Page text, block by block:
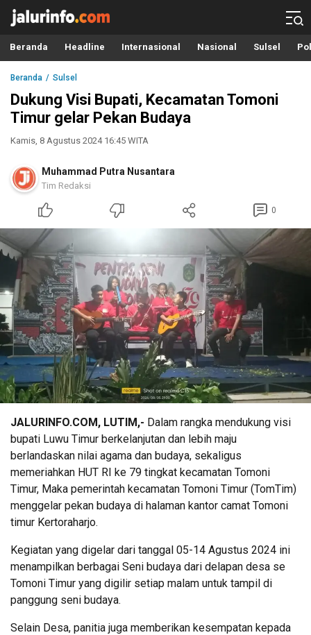
Info Terbaru, Berita Terkini Hari Ini, Jalurinfo.com
Terkini, Akurat dan Terpercaya
Beranda Headline Internasional Nasional Sulsel
Beranda Sulsel
Dukung Visi Bupati, Kecamatan Tomoni
Timur gelar Pekan Budaya
Kamis, 8 Agustus 2024 16:45 WITA
Muhammad Putra Nusantara
Tim Redaksi
0
JALURINFO.COM, LUTIM,- Dalam rangka mendukung visi
bupati Luwu Timur berkelanjutan dan lebih maju
berlandaskan nilai agama dan budaya, sekaligus
memeriahkan HUT RI ke 79 tingkat kecamatan Tomoni
Timur, Maka pemerintah kecamatan Tomoni Timur (TomTim)
menggelar pekan budaya di halaman kantor camat Tomoni
timur Kertoraharjo.
Kegiatan yang digelar dari tanggal 05-14 Agustus 2024 ini
menampilkan berbagai Seni budaya dari delapan desa se
Tomoni Timur yang digilir setiap malam untuk tampil di
panggung seni budaya.
Selain Desa, panitia juga memberikan kesempatan kepada